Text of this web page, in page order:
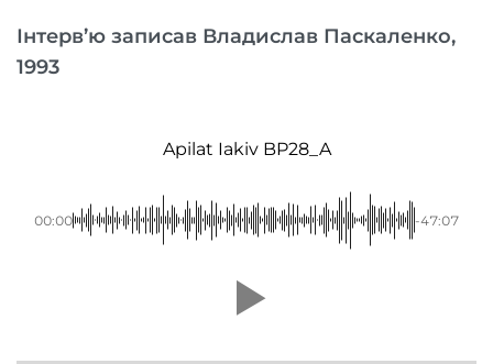
Інтерв’ю записав Владислав Паскаленко,
1993
Apilat Iakiv BP28_A
00:00 -47:07